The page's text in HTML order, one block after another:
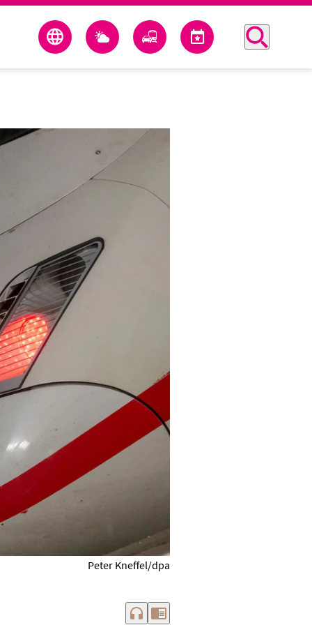
Peter Kneffel/dpa
headphones chrome_reader_mode